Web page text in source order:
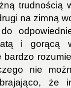
trudnością
na zimną
i gorącą
bardzo
nie